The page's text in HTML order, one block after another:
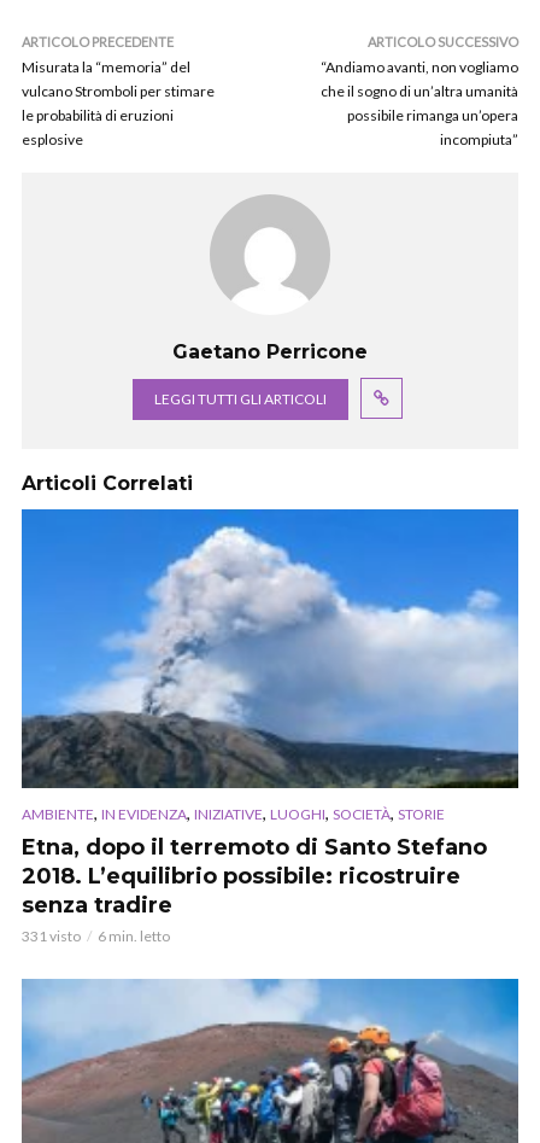
ARTICOLO PRECEDENTE
Misurata la “memoria” del
vulcano Stromboli per stimare
le probabilità di eruzioni
esplosive
ARTICOLO SUCCESSIVO
“Andiamo avanti, non vogliamo
che il sogno di un’altra umanità
possibile rimanga un’opera
incompiuta”
Gaetano Perricone
LEGGI TUTTI GLI ARTICOLI
Articoli Correlati
AMBIENTE, IN EVIDENZA, INIZIATIVE, LUOGHI, SOCIETÀ, STORIE
Etna, dopo il terremoto di Santo Stefano
2018. L’equilibrio possibile: ricostruire
senza tradire
331 visto 6 min. letto